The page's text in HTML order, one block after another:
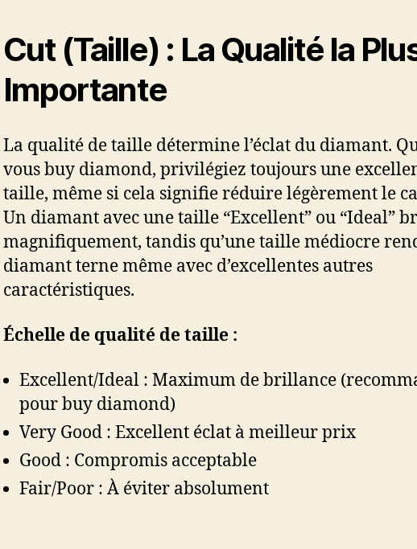
Cut (Taille) : La Qualité la
Importante
La qualité de taille détermine l’éclat du diamant.
vous buy diamond, privilégiez toujours une
taille, même si cela signifie réduire légèrement le
Un diamant avec une taille “Excellent” ou “Ideal”
magnifiquement, tandis qu’une taille médiocre
diamant terne même avec d’excellentes autres
caractéristiques.
Échelle de qualité de taille :
Excellent/Ideal : Maximum de brillance
pour buy diamond)
Very Good : Excellent éclat à meilleur prix
Good : Compromis acceptable
Fair/Poor : À éviter absolument